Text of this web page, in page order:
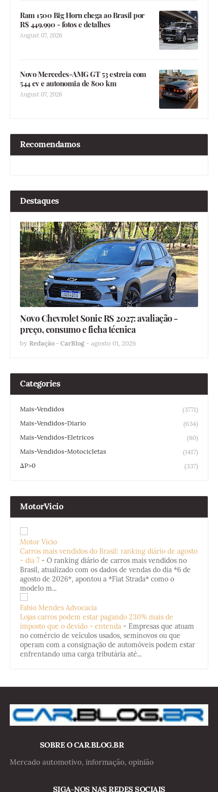
Ram 1500 Big Horn chega ao Brasil por
R$ 449.990 - fotos e detalhes
August 07, 2026
Novo Mercedes-AMG GT 53 estreia com
544 cv e autonomia de 800 km
August 07, 2026
Recomendamos
Destaques
Novo Chevrolet Sonic RS 2027: avaliação -
preço, consumo e ficha técnica
by Redação - CarBlog - agosto 01, 2026
Categories
Mais-Vendidos
(3771)
Mais-Vendidos-Diario
(634)
Mais-Vendidos-Eletricos
(80)
Mais-Vendidos-Motocicletas
(1417)
ΔP>0
(337)
MotorVicio
Motor Vício
Carros mais vendidos do Brasil: ranking diário de agosto
- dia 7 - O ranking diário de carros mais vendidos no
Brasil, atualizado com os dados de vendas do dia *6 de
agosto de 2026*, apontou a *Fiat Strada* como o
modelo m...
Fabio Mendes Advocacia
Lojas carros podem estar pagando 230% mais de
imposto que o devido - entenda - Empresas que atuam
no comércio de veículos usados, seminovos ou que
operam com a consignação de automóveis podem estar
enfrentando uma carga tributária até...
SOBRE O CAR.BLOG.BR
Mercado automotivo, informação, opinião
SIGA-NOS NAS REDES SOCIAIS